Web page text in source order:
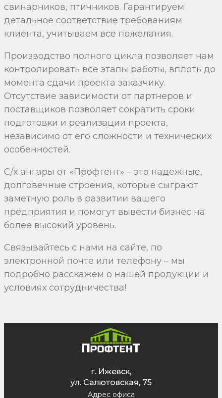
свинарников, птичников. Гарантируем
детальное соответствие требованиям
клиента, учитываем все пожелания.
Производство полного цикла позволяет нам
контролировать все этапы работы, вплоть до
момента сдачи проекта заказчику.
Отсутствие зависимости от партнеров и
поставщиков позволяет сократить сроки
подготовки и реализации проекта,
независимо от его сложности и технических
особенностей.
С/х ангары от «Профтент» – это надежные,
долговечные строения, которые сыграют
заметную роль в развитии вашего
предприятия и помогут вывести бизнес на
более высокий уровень.
Связывайтесь с нами на сайте, по
электронной почте или телефону – мы
подробно расскажем о нашей продукции и
условиях сотрудничества!
г. Ижевск,
ул. Салютовская, 75
Адрес офиса